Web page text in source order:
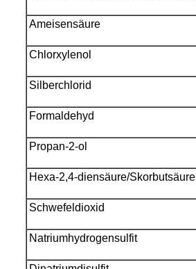
Ameisensäure
Chlorxylenol
Silberchlorid
Formaldehyd
Propan-2-ol
Hexa-2,4-diensäure/Skorbutsäure
Schwefeldioxid
Natriumhydrogensulfit